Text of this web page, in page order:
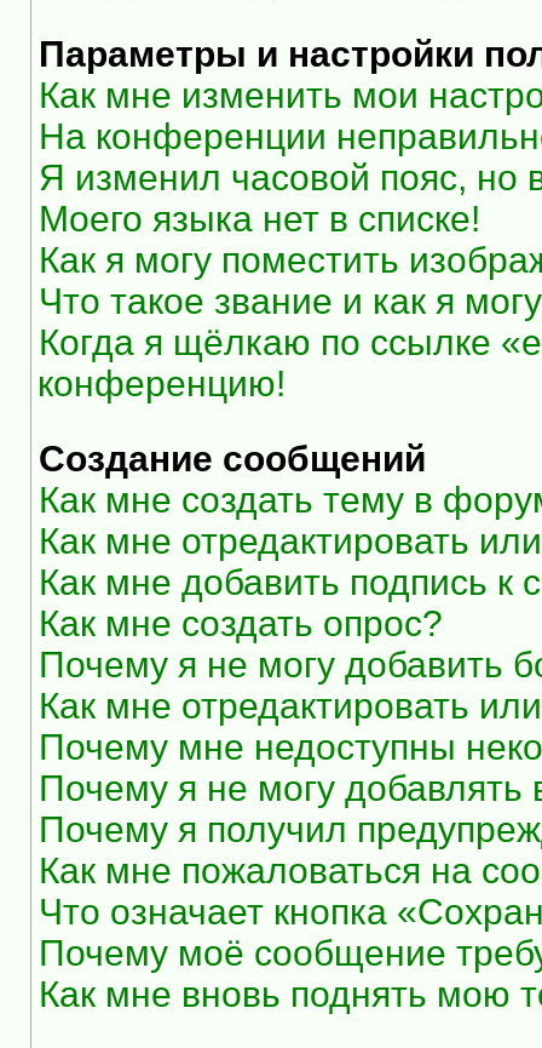
Параметры и настройки
Как мне изменить мои
На конференции
Я изменил часовой пояс, но
Моего языка нет в списке!
Как я могу поместить
Что такое звание и как я
Когда я щёлкаю по ссылке
конференцию!
Создание сообщений
Как мне создать тему в
Как мне отредактировать
Как мне добавить подпись
Как мне создать опрос?
Почему я не могу добавить
Как мне отредактировать
Почему мне недоступны
Почему я не могу добавлять
Почему я получил
Как мне пожаловаться на
Что означает кнопка
Почему моё сообщение
Как мне вновь поднять мою